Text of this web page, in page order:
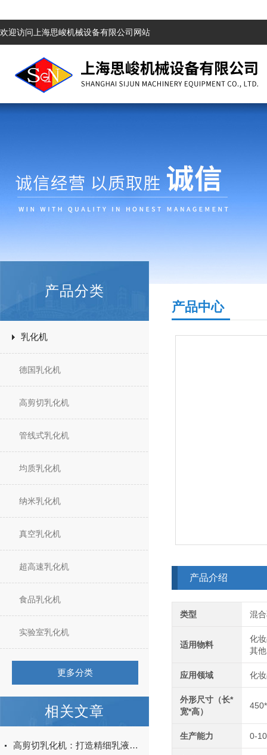
欢迎访问上海思峻机械设备有限公司网站
产品分类
乳化机
德国乳化机
高剪切乳化机
管线式乳化机
均质乳化机
纳米乳化机
真空乳化机
超高速乳化机
食品乳化机
实验室乳化机
更多分类
相关文章
高剪切乳化机：打造精细乳液的工具
产品中心
产品介绍
类型 混
适用物料
化
其他
应用领域 化
外形尺寸（长*
宽*高）
生产能力 0-